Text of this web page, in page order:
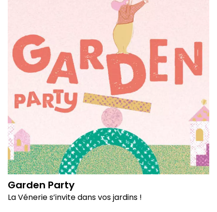
Garden Party
La Vénerie s’invite dans vos jardins !